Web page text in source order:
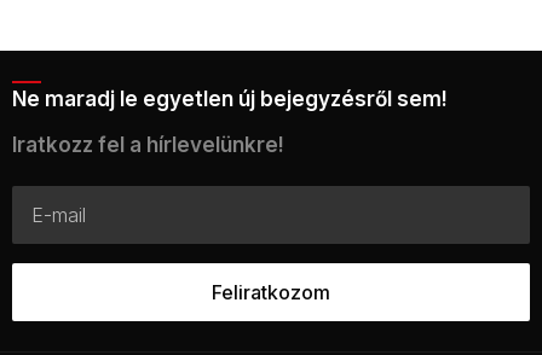
Ne maradj le egyetlen új bejegyzésről sem!
Iratkozz fel a hírlevelünkre!